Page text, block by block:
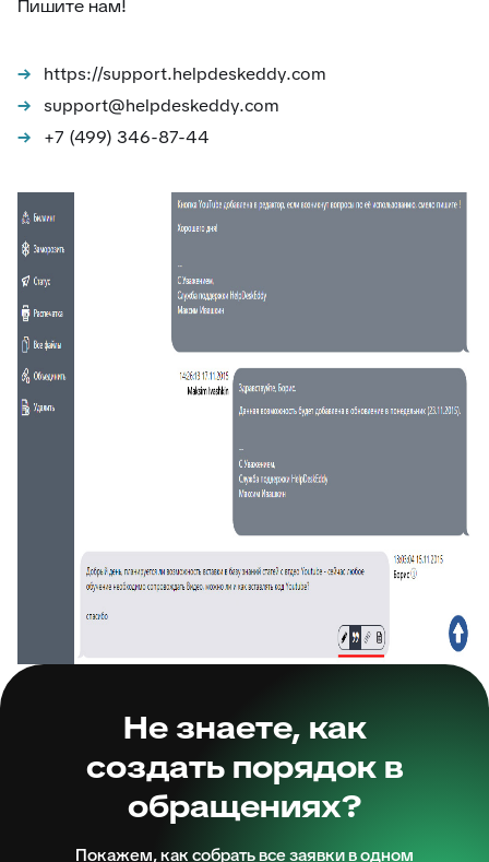
Пишите нам!
https://support.helpdeskeddy.com
support@helpdeskeddy.com
+7 (499) 346-87-44
Не знаете, как
создать порядок в
обращениях?
Покажем, как собрать все заявки в одном